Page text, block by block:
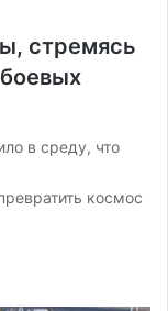
стремясь
в среду, что
космос